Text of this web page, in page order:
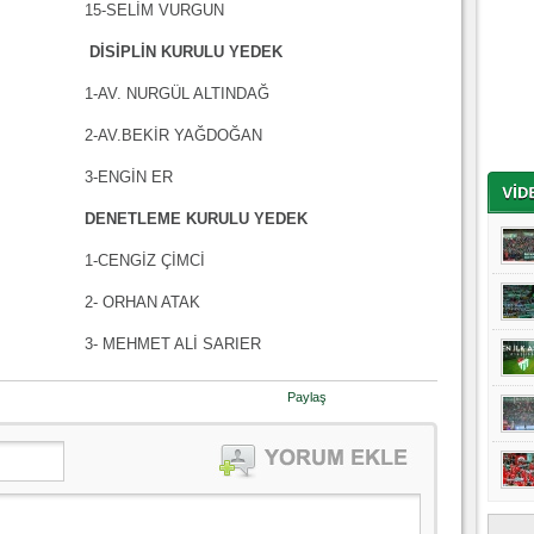
15-SELİM VURGUN
DİSİPLİN KURULU YEDEK
1-AV. NURGÜL ALTINDAĞ
2-AV.BEKİR YAĞDOĞAN
3-ENGİN ER
DENETLEME KURULU YEDEK
1-CENGİZ ÇİMCİ
2- ORHAN ATAK
3- MEHMET ALİ SARIER
Paylaş